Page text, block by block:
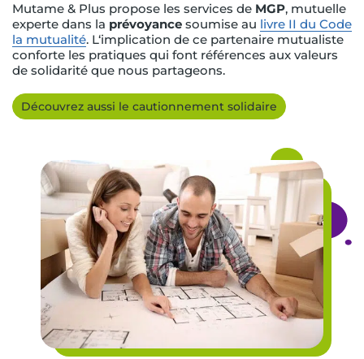
Mutame & Plus propose les services de MGP, mutuelle
experte dans la prévoyance soumise au livre II du Code
la mutualité. L‘implication de ce partenaire mutualiste
conforte les pratiques qui font références aux valeurs
de solidarité que nous partageons.
Découvrez aussi le cautionnement solidaire